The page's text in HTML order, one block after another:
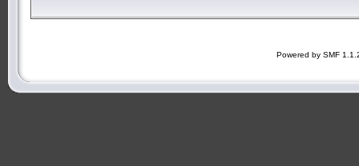
Powered by SMF